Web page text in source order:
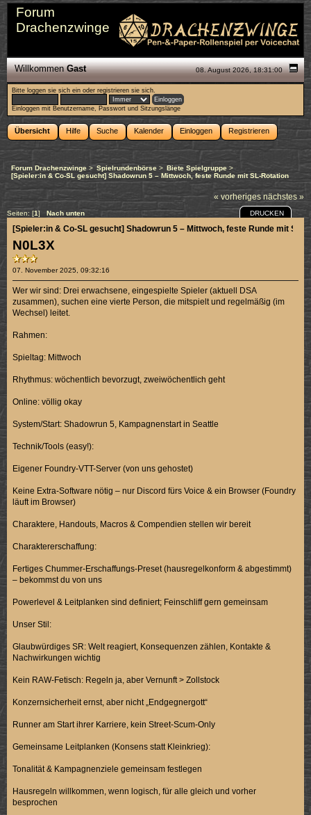
Forum
Drachenzwinge
08. August 2026, 18:31:00
WillkommenGast
Bitte loggen sie sich ein oderregistrieren sie sich.
Einloggen mit Benutzername, Passwort und Sitzungslänge
Übersicht Hilfe Suche Kalender Einloggen Registrieren
Forum Drachenzwinge > Spielrundenbörse> Biete Spielgruppe>
[Spieler:in & Co-SL gesucht] Shadowrun 5 – Mittwoch, feste Runde mit SL-Rotation
« vorheriges nächstes »
Seiten: [1] Nach unten DRUCKEN
N0L3X
07. November 2025, 09:32:16
[Spieler:in & Co-SL gesucht] Shadowrun 5 – Mittwoch, feste Runde mit SL-
Wer wir sind: Drei erwachsene, eingespielte Spieler (aktuell DSA
zusammen), suchen eine vierte Person, die mitspielt und regelmäßig (im
Wechsel) leitet.
Rahmen:
Spieltag: Mittwoch
Rhythmus: wöchentlich bevorzugt, zweiwöchentlich geht
Online: völlig okay
System/Start: Shadowrun 5, Kampagnenstart in Seattle
Technik/Tools (easy!):
Eigener Foundry-VTT-Server (von uns gehostet)
Keine Extra-Software nötig – nur Discord fürs Voice & ein Browser (Foundry
läuft im Browser)
Charaktere, Handouts, Macros & Compendien stellen wir bereit
Charaktererschaffung:
Fertiges Chummer-Erschaffungs-Preset (hausregelkonform & abgestimmt)
– bekommst du von uns
Powerlevel & Leitplanken sind definiert; Feinschliff gern gemeinsam
Unser Stil:
Glaubwürdiges SR: Welt reagiert, Konsequenzen zählen, Kontakte &
Nachwirkungen wichtig
Kein RAW-Fetisch: Regeln ja, aber Vernunft > Zollstock
Konzernsicherheit ernst, aber nicht „Endgegnergott“
Runner am Start ihrer Karriere, kein Street-Scum-Only
Gemeinsame Leitplanken (Konsens statt Kleinkrieg):
Tonalität & Kampagnenziele gemeinsam festlegen
Hausregeln willkommen, wenn logisch, für alle gleich und vorher
besprochen